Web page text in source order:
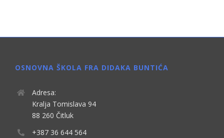
OSNOVNA ŠKOLA FRA DIDAKA BUNTIĆA
Adresa:
Kralja Tomislava 94
88 260 Čitluk
+387 36 644 564